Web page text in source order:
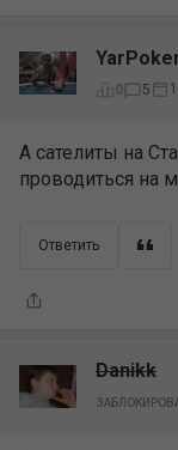
0 5
А сателиты на
проводиться на
Ответить
Danikk